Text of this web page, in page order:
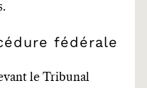
fédérale
le Tribunal